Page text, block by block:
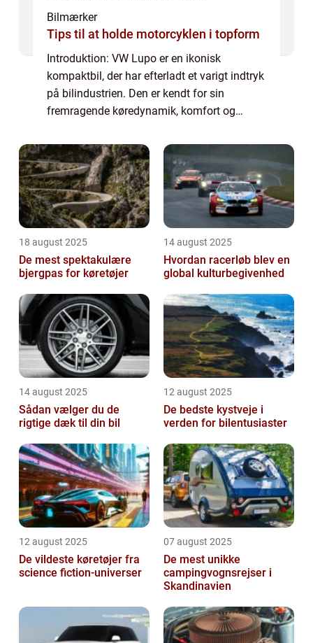
Bilmærker
Tips til at holde motorcyklen i topform
Introduktion: VW Lupo er en ikonisk
kompaktbil, der har efterladt et varigt indtryk
på bilindustrien. Den er kendt for sin
fremragende køredynamik, komfort og
tage et dybt dyk ned i historien og
udvikling...
18 august 2025
De mest spektakulære
bjergpas for køretøjer
14 august 2025
Hvordan racerløb blev en
global kulturbegivenhed
14 august 2025
Sådan vælger du de
rigtige dæk til din bil
12 august 2025
De bedste kystveje i
verden for bilentusiaster
12 august 2025
De vildeste køretøjer fra
science fiction-universer
07 august 2025
De mest unikke
campingvognsrejser i
Skandinavien